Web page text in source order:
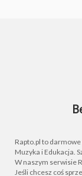
Rapto.pl to
Muzyka i Edukacja.
W naszym serwisie
Jeśli chcesz coś